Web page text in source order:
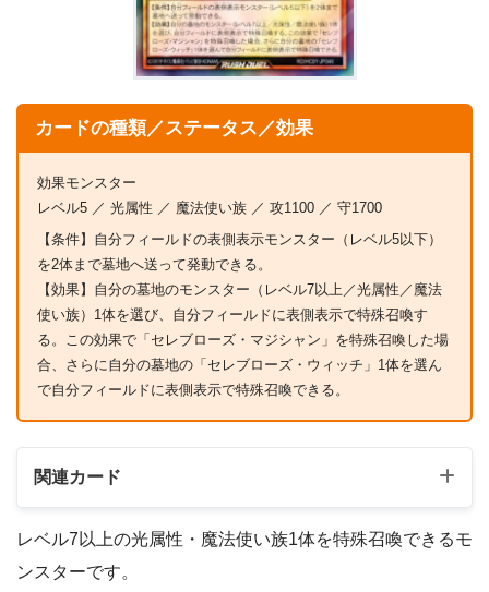
カードの種類／ステータス／効果
効果モンスター
レベル5 ／ 光属性 ／ 魔法使い族 ／ 攻1100 ／ 守1700
【条件】自分フィールドの表側表示モンスター（レベル5以下）
を2体まで墓地へ送って発動できる。
【効果】自分の墓地のモンスター（レベル7以上／光属性／魔法
使い族）1体を選び、自分フィールドに表側表示で特殊召喚す
る。この効果で「セレブローズ・マジシャン」を特殊召喚した場
合、さらに自分の墓地の「セレブローズ・ウィッチ」1体を選ん
で自分フィールドに表側表示で特殊召喚できる。
関連カード
レベル7以上の光属性・魔法使い族1体を特殊召喚できるモ
ンスターです。